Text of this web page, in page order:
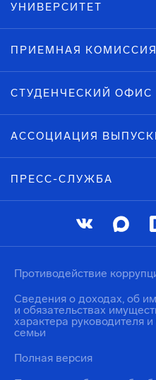
УНИВЕРСИТЕТ
ПРИЕМНАЯ КОМИССИЯ
СТУДЕНЧЕСКИЙ ОФИС
АССОЦИАЦИЯ
ПРЕСС-СЛУЖБА
Противодействие
Сведения о доходах, об
и обязательствах
характера руководителя
семьи
Полная версия